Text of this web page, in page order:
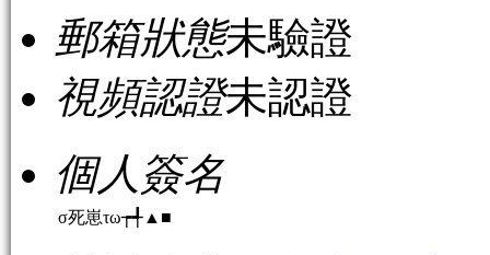
郵箱狀態未驗證
視頻認證未認證
個人簽名
σ死崽τω┮╃▲■